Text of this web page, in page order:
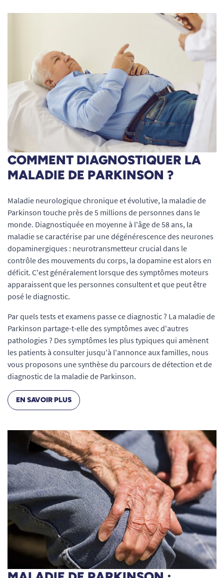
COMMENT DIAGNOSTIQUER LA
MALADIE DE PARKINSON ?
Maladie neurologique chronique et évolutive, la maladie de
Parkinson touche près de 5 millions de personnes dans le
monde. Diagnostiquée en moyenne à l'âge de 58 ans, la
maladie se caractérise par une dégénérescence des neurones
dopaminergiques : neurotransmetteur crucial dans le
contrôle des mouvements du corps, la dopamine est alors en
déficit. C'est généralement lorsque des symptômes moteurs
apparaissent que les personnes consultent et que peut être
posé le diagnostic.
Par quels tests et examens passe ce diagnostic ? La maladie de
Parkinson partage-t-elle des symptômes avec d'autres
pathologies ? Des symptômes les plus typiques qui amènent
les patients à consulter jusqu'à l'annonce aux familles, nous
vous proposons une synthèse du parcours de détection et de
diagnostic de la maladie de Parkinson.
EN SAVOIR PLUS